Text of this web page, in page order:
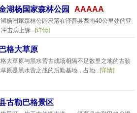
湖杨国家森林公园 AAAAA
杨国家森林公园座落在泽普县西南40公里处的亚
击扇上缘...[详情]
格大草原
大草原与黑水营古战场相隔不足数里之地的古勒
原是黑水营之战的后勤基地，占地...[详情]
古勒巴格景区